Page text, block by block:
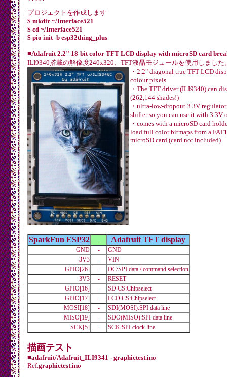
プロジェクトを作成します
$ mkdir ~/Interface521
$ cd ~/Interface521
$ pio init -b esp32thing_plus
■Adafruit 2.2" 18-bit color TFT LCD display with microSD card
ILI9340搭載の解像度240x320、TFT液晶モジュールを使用しました
・2.2" diagonal true TFT LCD
colour pixels
・The TFT driver (ILI9340) can
(262,144 shades!)
・ultra-low-dropout 3.3V
shifter so you can use it with 3.3V
・comes with a microSD card
load full color bitmaps from a
microSD card (card not included)
SparkFun ESP32 - Adafruit TFT display
GND -
GND
3V3
-
VIN
GPIO[26]
-
DC:SPI data / command selection
3V3
-
RESET
GPIO[16]
-
SD CS:Chipselect
GPIO[17]
-
LCD CS:Chipselect
MOSI[18]
-
SDI(MOSI):SPI data line
MISO[19]
-
SDO(MISO):SPI data line
SCK[5]
- SCK:SPI clock line
描画テスト
■adafruit/Adafruit_ILI9341 - graphictest.ino
Ref.graphictest.ino